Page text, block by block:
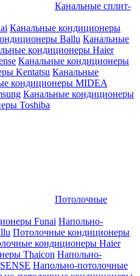
Канальные сплит-
Канальные кондиционеры
Ballu Канальные
кондиционеры Haier
Канальные кондиционеры
Kentatsu Канальные
кондиционеры MIDEA
Канальные кондиционеры
Toshiba
Потолочные
Funai Напольно-
Потолочные кондиционеры
кондиционеры Haier
Thaicon Напольно-
Напольно-потолочные